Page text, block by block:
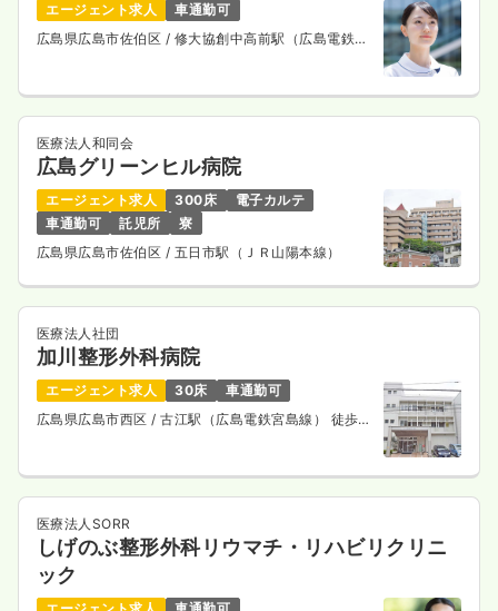
エージェント求人
車通勤可
広島県広島市佐伯区 / 修大協創中高前駅（広島電鉄宮
医療法人和同会
広島グリーンヒル病院
エージェント求人 300床
電子カルテ
車通勤可
託児所
寮
広島県広島市佐伯区 / 五日市駅（ＪＲ山陽本線）
医療法人社団
加川整形外科病院
エージェント求人 30床
車通勤可
広島県広島市西区/ 古江駅（広島電鉄宮島線） 徒歩7
医療法人SORR
しげのぶ整形外科リウマチ・リハビリクリニ
ック